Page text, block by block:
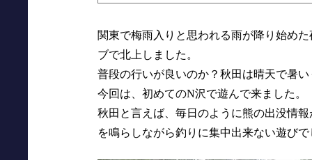
関東で梅雨入りと思われる雨が降り始め
ブで北上しました。
普段の行いが良いのか？秋田は晴天で暑
今回は、初めてのN沢で遊んで来ました。
秋田と言えば、毎日のように熊の出没情
を鳴らしながら釣りに集中出来ない遊びで